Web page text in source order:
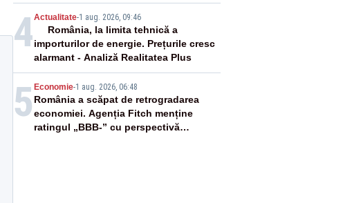
4Actualitate-1 aug. 2026, 09:46
România, la limita tehnică a
importurilor de energie. Prețurile cresc
alarmant - Analiză Realitatea Plus
5 Economie-1 aug. 2026, 06:48
România a scăpat de retrogradarea
economiei. Agenția Fitch menține
ratingul „BBB-” cu perspectivă